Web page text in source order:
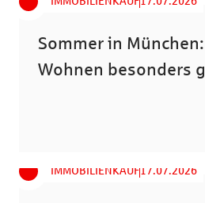
Sommer in
Wohnen besonders
IMMOBILIENKAUF 17.07.2026